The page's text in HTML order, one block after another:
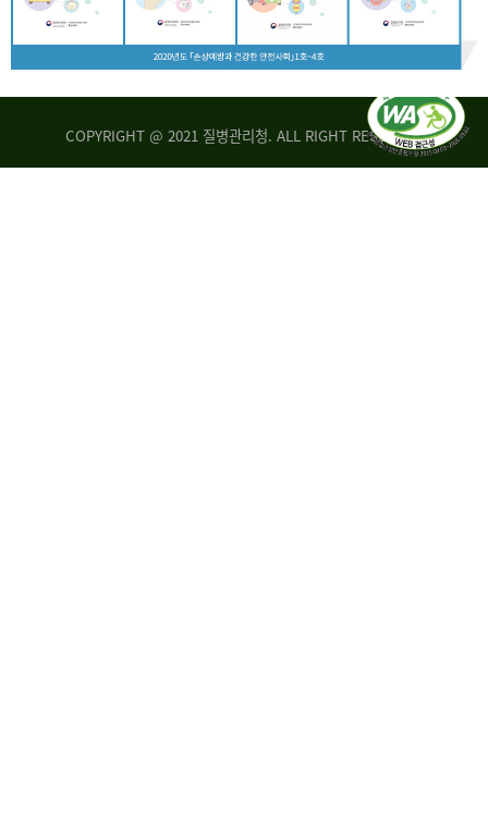
COPYRIGHT @ 2021 질병관리청. ALL RIGHT RESERVED